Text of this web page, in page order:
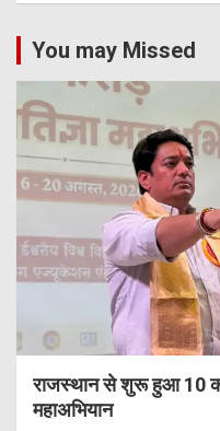
You may Missed
राजस्थान से शुरू हुआ 10
महाअभियान